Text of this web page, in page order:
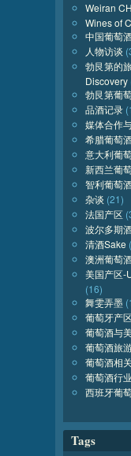
Weiran
Wines of
中国葡萄
人物访谈
勃艮第的
Discovery
勃艮第葡
品酒记录
媒体合作
希腊葡萄
意大利葡
新西兰葡
智利葡萄
杂谈 (21)
法国产区
波尔多期
清酒Sake
澳洲葡萄
美国产区-
(16)
舞雯弄墨
葡萄牙产
葡萄酒与
葡萄酒旅
葡萄酒相
葡萄酒行
西班牙葡
Tags